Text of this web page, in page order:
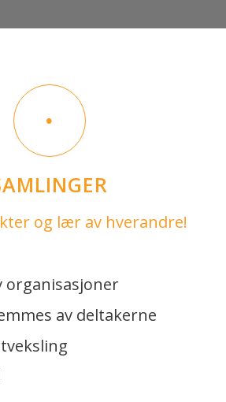
og lær av hverandre!
organisasjoner
av deltakerne